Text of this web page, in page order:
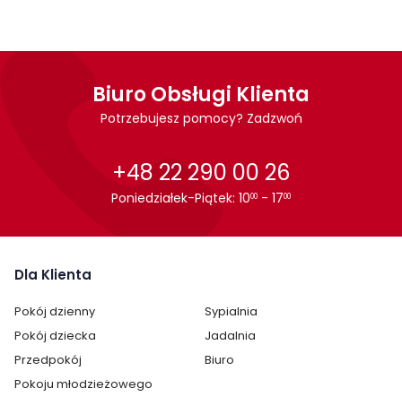
Biuro Obsługi Klienta
Potrzebujesz pomocy? Zadzwoń
+48 22 290 00 26
Poniedziałek-Piątek: 1000 - 1700
Dla Klienta
Pokój dzienny
Sypialnia
Pokój dziecka
Jadalnia
Przedpokój
Biuro
Pokoju młodzieżowego